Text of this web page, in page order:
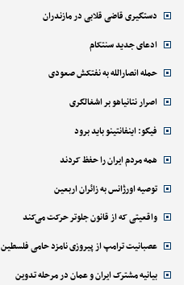
دستگیری قاضی قلابی در مازندران
ادعای جدید سنتکام
حمله انصارالله به نفتکش صعودی
اصرار نتانیاهو بر اشغالگری
فیگو: اینفانتینو باید برود
همه مردم ایران را حفظ کردند
توصیه اورژانس به زائران اربعین
واقعیتی که از قانون جلوتر حرکت می‌کند
عصبانیت ترامپ از پیروزی نامزد حامی فلسطین
بیانیه مشترک ایران و عمان در مرحله تدوین